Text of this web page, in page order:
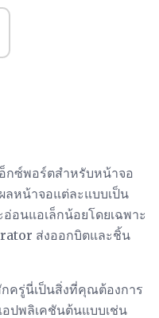
กซ์พอร์ตสำหรับหน้าจอ
หน้าจอแต่ละแบบเป็น
อนแอเล็กน้อยโดยเฉพาะ
ส่งออกบิตและชิ้น
ครู่นี่เป็นสิ่งที่คุณต้องการ
ปพลิเคชันต้นแบบเช่น